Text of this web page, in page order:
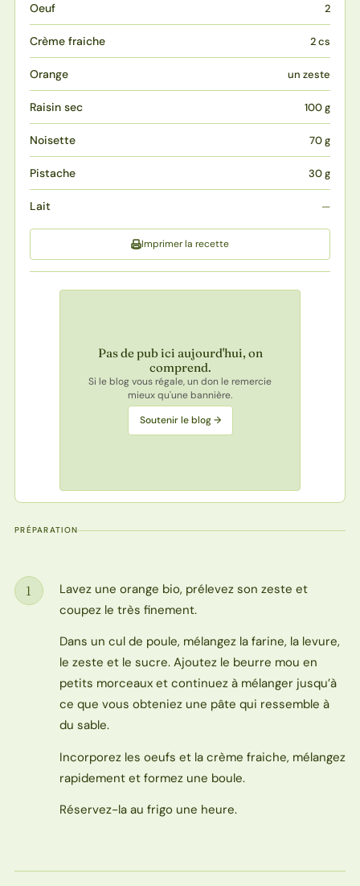
Oeuf 2
Crème fraiche 2 cs
Orange un zeste
Raisin sec 100 g
Noisette 70 g
Pistache 30 g
Lait —
Imprimer la recette
Pas de pub ici aujourd'hui, on
comprend.
Si le blog vous régale, un don le remercie
mieux qu'une bannière.
Soutenir le blog →
PRÉPARATION
Étape
1
Lavez une orange bio, prélevez son zeste et
coupez le très finement.
Dans un cul de poule, mélangez la farine, la levure,
le zeste et le sucre. Ajoutez le beurre mou en
petits morceaux et continuez à mélanger jusqu’à
ce que vous obteniez une pâte qui ressemble à
du sable.
Incorporez les oeufs et la crème fraiche, mélangez
rapidement et formez une boule.
Réservez-la au frigo une heure.